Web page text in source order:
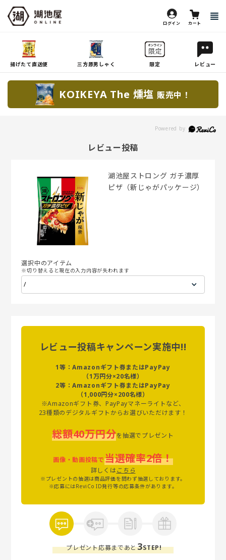
ログイン カート
揚げたて直送便 三方原男しゃく 限定 レビュー
KOIKEYA The 燻塩 販売中！
レビュー投稿
湖池屋ストロング ガチ濃厚
ピザ（新じゃがパッケージ）
選択中のアイテム
※切り替えると現在の入力内容が失われます
レビュー投稿キャンペーン実施中!!
1等：Amazonギフト券またはPayPay
（1万円分×20名様）
2等：Amazonギフト券またはPayPay
（1,000円分×200名様）
※Amazonギフト券、PayPayマネーライトなど、
23種類のデジタルギフトからお選びいただけます！
総額40万円分を抽選でプレゼント
画像・動画投稿で当選確率2倍！
詳しくはこちら
※プレゼントの抽選は商品評価を問わず抽選しております。
※応募にはReviCo ID発行等の応募条件があります。
プレゼント応募まであと3STEP!